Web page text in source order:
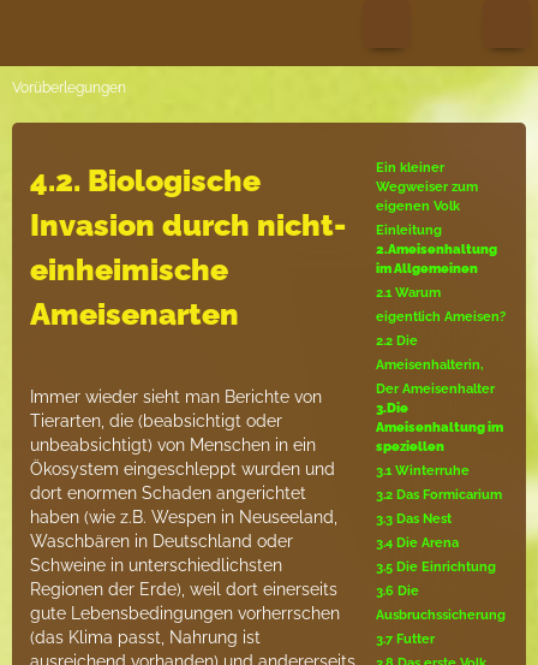
Vorüberlegungen
4.2. Biologische
Invasion durch nicht-
einheimische
Ameisenarten
Immer wieder sieht man Berichte von
Tierarten, die (beabsichtigt oder
unbeabsichtigt) von Menschen in ein
Ökosystem eingeschleppt wurden und
dort enormen Schaden angerichtet
haben (wie z.B. Wespen in Neuseeland,
Waschbären in Deutschland oder
Schweine in unterschiedlichsten
Regionen der Erde), weil dort einerseits
gute Lebensbedingungen vorherrschen
(das Klima passt, Nahrung ist
Ein kleiner
Wegweiser zum
eigenen Volk
Einleitung
2.Ameisenhaltung
im Allgemeinen
2.1 Warum
eigentlich Ameisen?
2.2 Die
Ameisenhalterin,
Der Ameisenhalter
3.Die
Ameisenhaltung im
speziellen
3.1 Winterruhe
3.2 Das Formicarium
3.3 Das Nest
3.4 Die Arena
3.5 Die Einrichtung
3.6 Die
Ausbruchssicherung
3.7 Futter